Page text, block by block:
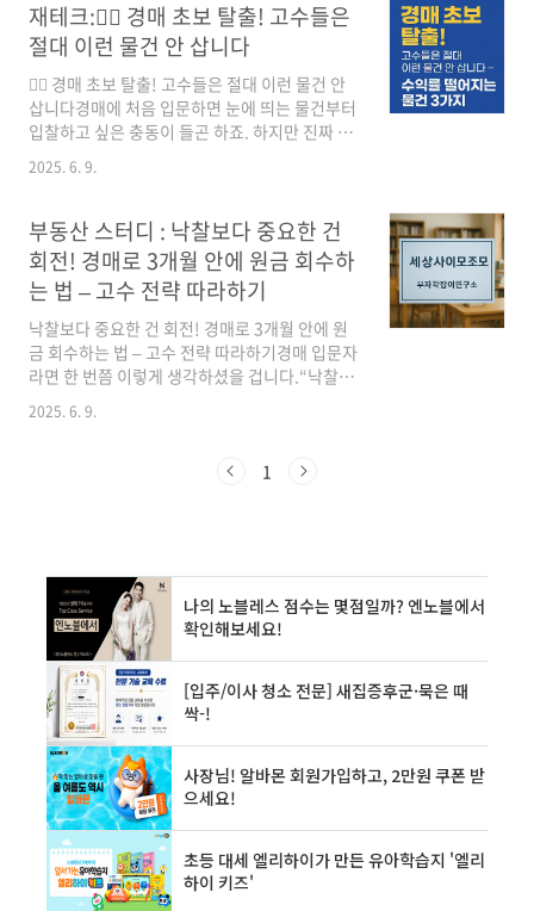
명도 비용, 세금, 수리비, 공실 리스크 등 빠진 계
산이 너무 많습니다.당신이 기대한 수익률은 착
시일 수 있습니다.🔍 진짜 수익률, 이렇게 계산해
야 정확합니다투자 전 반드시 따져야 할 5가지 항
목을 소개합니다.1️⃣ 실투자금 확인낙찰가 + 세금
+ 명도비 + 리모델링비 + ..
재테크:🏃‍♂️ 경매 초보 탈출! 고수들은
절대 이런 물건 안 삽니다
🏃‍♂️ 경매 초보 탈출! 고수들은 절대 이런 물건 안
삽니다경매에 처음 입문하면 눈에 띄는 물건부터
입찰하고 싶은 충동이 들곤 하죠. 하지만 진짜 고
수들은 절대 손대지 않는 물건이 있습니다. 이유
는 명확합니다. ‘수익률’이 안 나오기 때문입니
자 중, 고수들이 피하는 대표적인 ‘수익률 떨어지
는 경매 물건 3가지’를 소개합니다. 이 글을 끝까
지 읽으면, 어떤 물건은 눈앞에서 스쳐가더라도
놓치는 게 이득이란 걸 알게 될 겁니다. 1. 역세권
이 아닌데도 ‘대중교통 인프라 좋음’이라며 과장
된 물건📌 대표 사례: 수도권 외곽, 지하철역까지
도보 20분 이상 소요되는 빌라법원경매 사이트
는 경우가 많습니다. 하지만 ..
2025. 6. 9.
부동산 스터디 : 낙찰보다 중요한 건
회전! 경매로 3개월 안에 원금 회수하
는 법 – 고수 전략 따라하기
낙찰보다 중요한 건 회전! 경매로 3개월 안에 원
금 회수하는 법 – 고수 전략 따라하기경매 입문자
라면 한 번쯤 이렇게 생각하셨을 겁니다.“낙찰만
받으면 돈이 벌리는 줄 알았어요.”하지만 진짜 고
수들은 이렇게 말합니다.“낙찰은 시작일 뿐, 회전
수들의 경매 전략을 낱낱이 공개합니다. 1. 낙찰
있음결국, 수익률은 좋아 보여도 회전율이 낮으
면 다음 투자가 막히게 됩니다.2. 고수의 시선은
‘낙찰가’가 아닌 ‘회전성’회전성이란, 투자한 자
금이 시장에서 얼마나 빨리 순환하는..
2025. 6. 9.
1